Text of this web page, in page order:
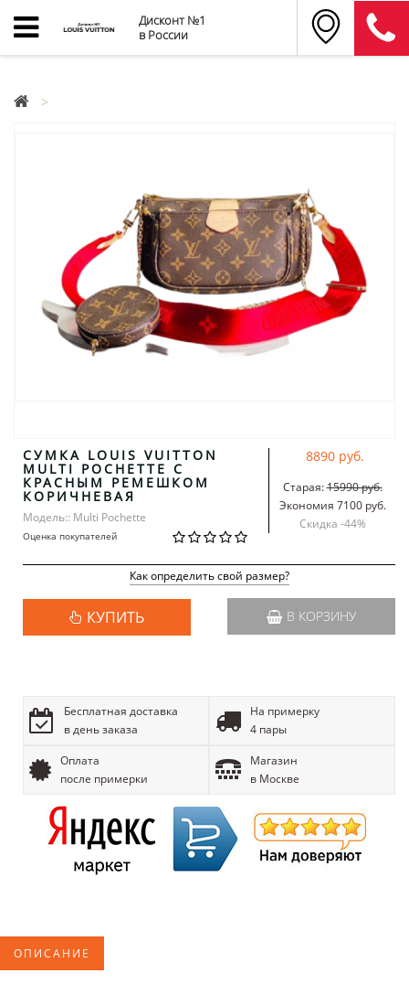
Дисконт №1
в России
СУМКА LOUIS VUITTON
MULTI POCHETTE С
КРАСНЫМ РЕМЕШКОМ
КОРИЧНЕВАЯ
Модель:: Multi Pochette
Оценка покупателей
8890 руб.
Старая:15990 руб.
Экономия 7100 руб.
Скидка -44%
Как определить свой размер?
КУПИТЬ В КОРЗИНУ
Бесплатная доставка
в день заказа
На примерку
4 пары
Оплата
после примерки
Магазин
в Москве
ОПИСАНИЕ